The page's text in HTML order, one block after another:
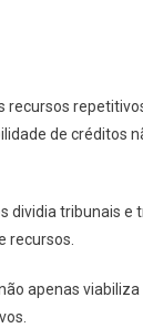
de créditos
dividia tribunais e
recursos.
apenas